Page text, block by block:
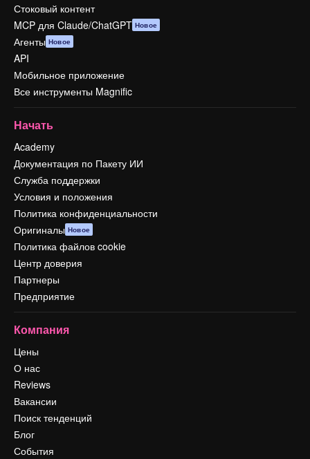
Стоковый контент
MCP для Claude/ChatGPT Новое
Агенты Новое
API
Мобильное приложение
Все инструменты Magnific
Начать
Academy
Документация по Пакету ИИ
Служба поддержки
Условия и положения
Политика конфиденциальности
Оригиналы Новое
Политика файлов cookie
Центр доверия
Партнеры
Предприятие
Компания
Цены
О нас
Reviews
Вакансии
Поиск тенденций
Блог
События